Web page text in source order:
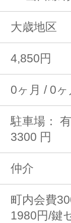
大歳地区
4,850円
0ヶ月 / 0ヶ
駐車場：
3300 円
仲介
町内会費
1980円/鍵